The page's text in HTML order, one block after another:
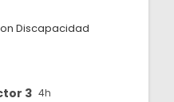
Discapacidad
3 4h